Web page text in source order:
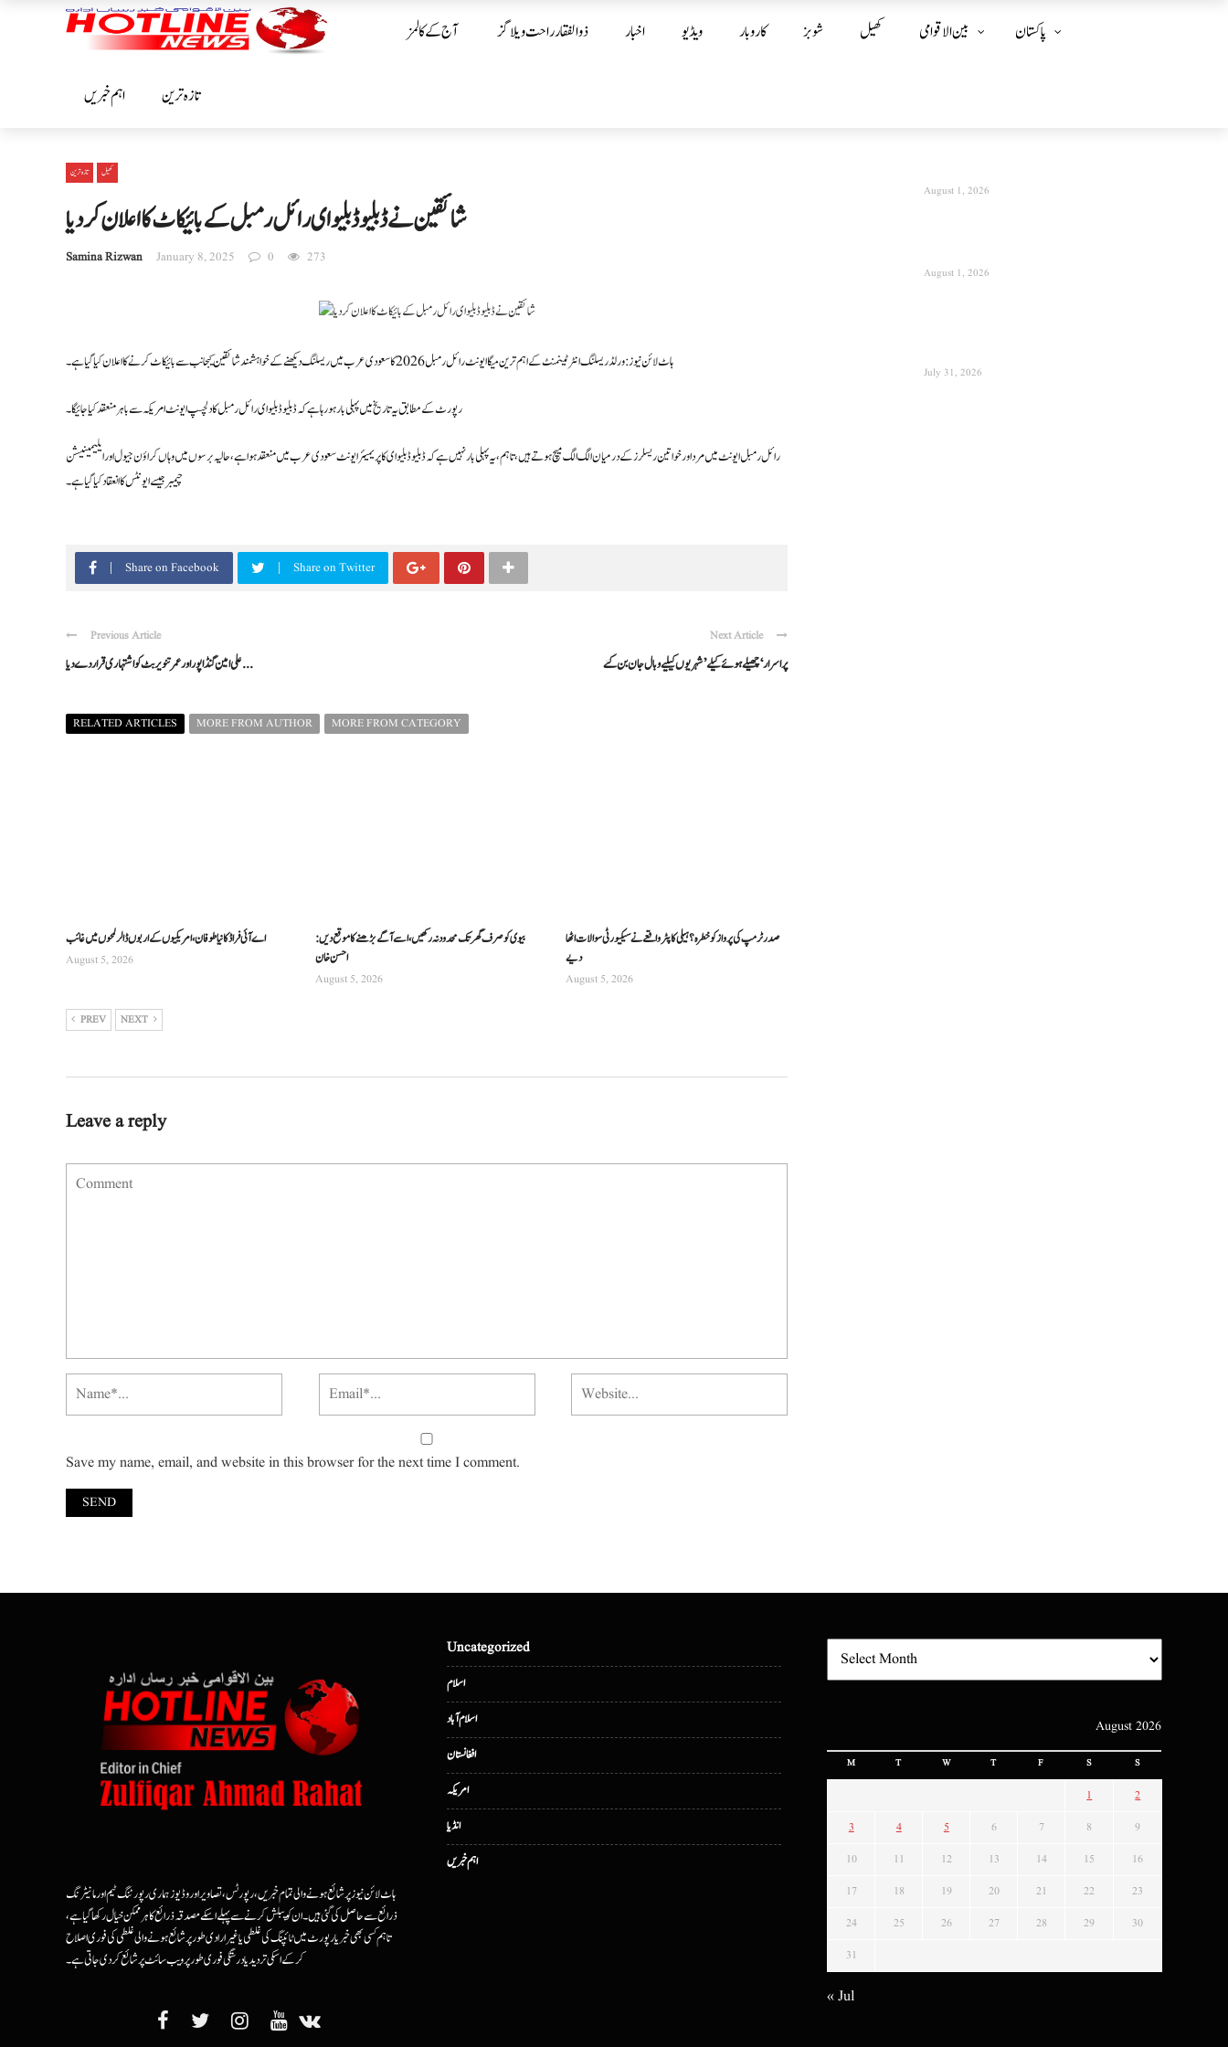
آج کے کالمز ذوالفقار راحت ویلاگز اخبار ویڈیو کاروبار شوبز کھیل بین الا قوامی پاکستان
اہم خبریں تازہ ترین
تازہ ترین کھیل
شائقین نے ڈبلیو ڈبلیو ای رائل رمبل کے بائیکاٹ کا اعلان کر دیا
Samina Rizwan January 8, 2025 0 273
ہاٹ لائن نیوز : ورلڈ ریسلنگ انٹرٹینمنٹ کے اہم ترین میگا ایونٹ رائل رمبل 2026 کا سعودی عرب میں ریسلنگ دیکھنے کے خواہشمند شائقین کیجانب سے بائیکاٹ کرنے کا اعلان کیا گیا ہے۔
رپورٹ کے مطابق یہ تاریخ میں پہلی بار ہو رہا ہے کہ ڈبلیو ڈبلیو ای رائل رمبل کا دلچسپ ایونٹ امریکہ سے باہر منعقد کیا جائیگا۔
رائل رمبل ایونٹ میں مرد اور خواتین ریسلرز کے درمیان الگ الگ میچ ہوتے ہیں، تاہم، یہ پہلی بار نہیں ہے کہ ڈبلیو ڈبلیو ای کا پریمیئر ایونٹ سعودی عرب میں منعقد ہوا ہے، حالیہ برسوں میں وہاں کراؤن جیول اور ایلیمینیشن
چیمبر جیسے ایونٹس کا انعقاد کیا گیا ہے۔
Share on Facebook Share on Twitter
Previous Article
علی امین گنڈا پور اور عمر تنویر بٹ کو اشتہاری قرار دےدیا ...
Next Article
پراسرار ‘چھیلے ہوئے کیلے’ شہریوں کیلیے وبال جان بن گئے
RELATED ARTICLES MORE FROM AUTHOR MORE FROM CATEGORY
اے آئی فراڈ کا نیا طوفان، امریکیوں کے اربوں ڈالر لمحوں میں غائب
August 5, 2026
بیوی کو صرف گھر تک محدود نہ رکھیں، اسے آگے بڑھنے کا موقع دیں:
احسن خان
August 5, 2026
صدر ٹرمپ کی پرواز کو خطرہ؟ ہیلی کاپٹر واقعے نے سیکیورٹی سوالات اٹھا
دیے
August 5, 2026
PREV NEXT
Leave a reply
Save my name, email, and website in this browser for the next time I comment.
August 1, 2026
August 1, 2026
July 31, 2026
ہاٹ لائن نیوز پر شائع ہونے والی تمام خبریں، رپورٹس، تصاویر اور وڈیوز ہماری رپورٹنگ ٹیم اور مانیٹرنگ
ذرائع سے حاصل کی گئی ہیں۔ ان کو پبلش کرنے سے پہلے اسکے مصدقہ ذرائع کا ہرممکن خیال رکھا گیا ہے،
تاہم کسی بھی خبر یا رپورٹ میں ٹائپنگ کی غلطی یا غیرارادی طور پر شائع ہونے والی غلطی کی فوری اصلاح
کرکے اسکی تردید یا درستگی فوری طور پر ویب سائٹ پر شائع کردی جاتی ہے۔
Uncategorized
اسلام
اسلام آباد
افغانستان
امریکہ
انڈیا
اہم خبریں
August 2026
M T W T F S S
1 2
3 4 5 6 7 8 9
10 11 12 13 14 15 16
17 18 19 20 21 22 23
24 25 26 27 28 29 30
31
« Jul